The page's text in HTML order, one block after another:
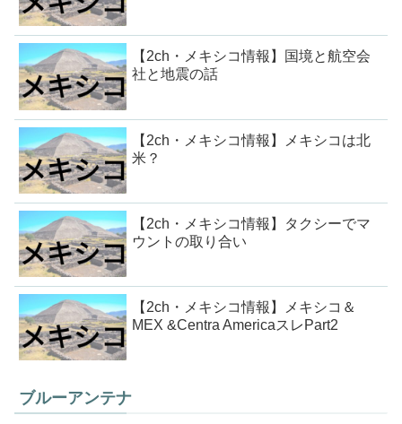
【2ch・メキシコ情報】国境と航空会
社と地震の話
【2ch・メキシコ情報】メキシコは北
米？
【2ch・メキシコ情報】タクシーでマ
ウントの取り合い
【2ch・メキシコ情報】メキシコ＆
MEX &Centra AmericaスレPart2
ブルーアンテナ